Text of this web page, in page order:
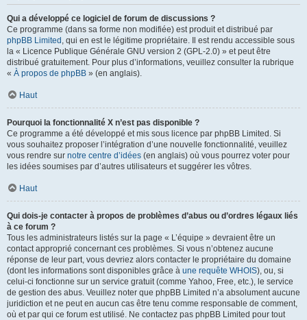
Qui a développé ce logiciel de forum de discussions ?
Ce programme (dans sa forme non modifiée) est produit et distribué par
phpBB Limited , qui en est le légitime propriétaire. Il est rendu accessible sous
la « Licence Publique Générale GNU version 2 (GPL-2.0) » et peut être
distribué gratuitement. Pour plus d’informations, veuillez consulter la rubrique
« À propos de phpBB » (en anglais).
Haut
Pourquoi la fonctionnalité X n’est pas disponible ?
Ce programme a été développé et mis sous licence par phpBB Limited. Si
vous souhaitez proposer l’intégration d’une nouvelle fonctionnalité, veuillez
vous rendre sur notre centre d’idées (en anglais) où vous pourrez voter pour
les idées soumises par d’autres utilisateurs et suggérer les vôtres.
Haut
Qui dois-je contacter à propos de problèmes d’abus ou d’ordres légaux liés
à ce forum ?
Tous les administrateurs listés sur la page « L’équipe » devraient être un
contact approprié concernant ces problèmes. Si vous n’obtenez aucune
réponse de leur part, vous devriez alors contacter le propriétaire du domaine
(dont les informations sont disponibles grâce à une requête WHOIS), ou, si
celui-ci fonctionne sur un service gratuit (comme Yahoo, Free, etc.), le service
de gestion des abus. Veuillez noter que phpBB Limited n’a absolument aucune
juridiction et ne peut en aucun cas être tenu comme responsable de comment,
où et par qui ce forum est utilisé. Ne contactez pas phpBB Limited pour tout